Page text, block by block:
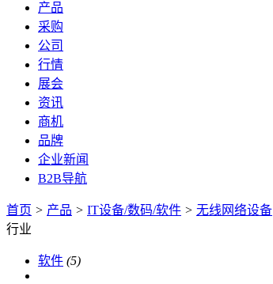
产品
采购
公司
行情
展会
资讯
商机
品牌
企业新闻
B2B导航
首页 > 产品 > IT设备/数码/软件 > 无线网络设备
行业
软件 (5)